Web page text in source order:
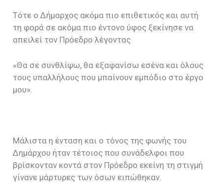
Τότε ο Δήμαρχος ακόμα πιο επιθετικός και αυτή
τη φορά σε ακόμα πιο έντονο ύφος ξεκίνησε να
απειλεί τον Πρόεδρο λέγοντας
«Θα σε συνθλίψω, θα εξαφανίσω εσένα και όλους
τους υπαλλήλους που μπαίνουν εμπόδιο στο έργο
μου».
Μάλιστα η ένταση και ο τόνος της φωνής του
Δημάρχου ήταν τέτοιος που συνάδελφοι που
βρίσκονταν κοντά στον Πρόεδρο εκείνη τη στιγμή
γίνανε μάρτυρες των όσων ειπώθηκαν.